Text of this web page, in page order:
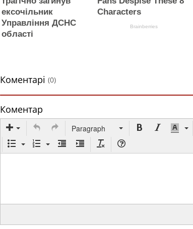
ексочільник
Управління ДСНС
області
Characters
Brainberries
Коментарі (0)
Коментар
Paragraph